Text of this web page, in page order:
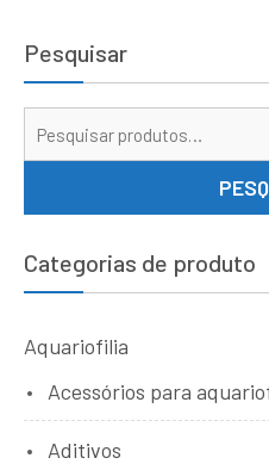
Pesquisar
Categorias de produto
Aquariofilia
Acessórios para
Aditivos